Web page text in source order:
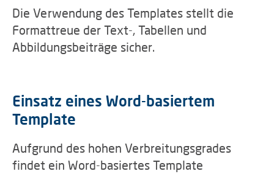
Die Verwendung des Templates stellt die
Formattreue der Text-, Tabellen und
Abbildungsbeiträge sicher.
Einsatz eines Word-basiertem
Template
Aufgrund des hohen Verbreitungsgrades
findet ein Word-basiertes Template